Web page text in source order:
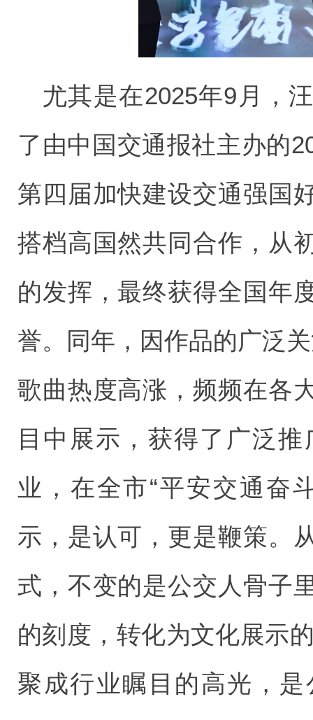
尤其是在2025年9月，
了由中国交通报社主办的
第四届加快建设交通强国
搭档高国然共同合作，从
的发挥，最终获得全国年
誉。同年，因作品的广泛
歌曲热度高涨，频频在各
目中展示，获得了广泛
业，在全市“平安交通奋
示，是认可，更是鞭策。
式，不变的是公交人骨子
的刻度，转化为文化展示
聚成行业瞩目的高光，